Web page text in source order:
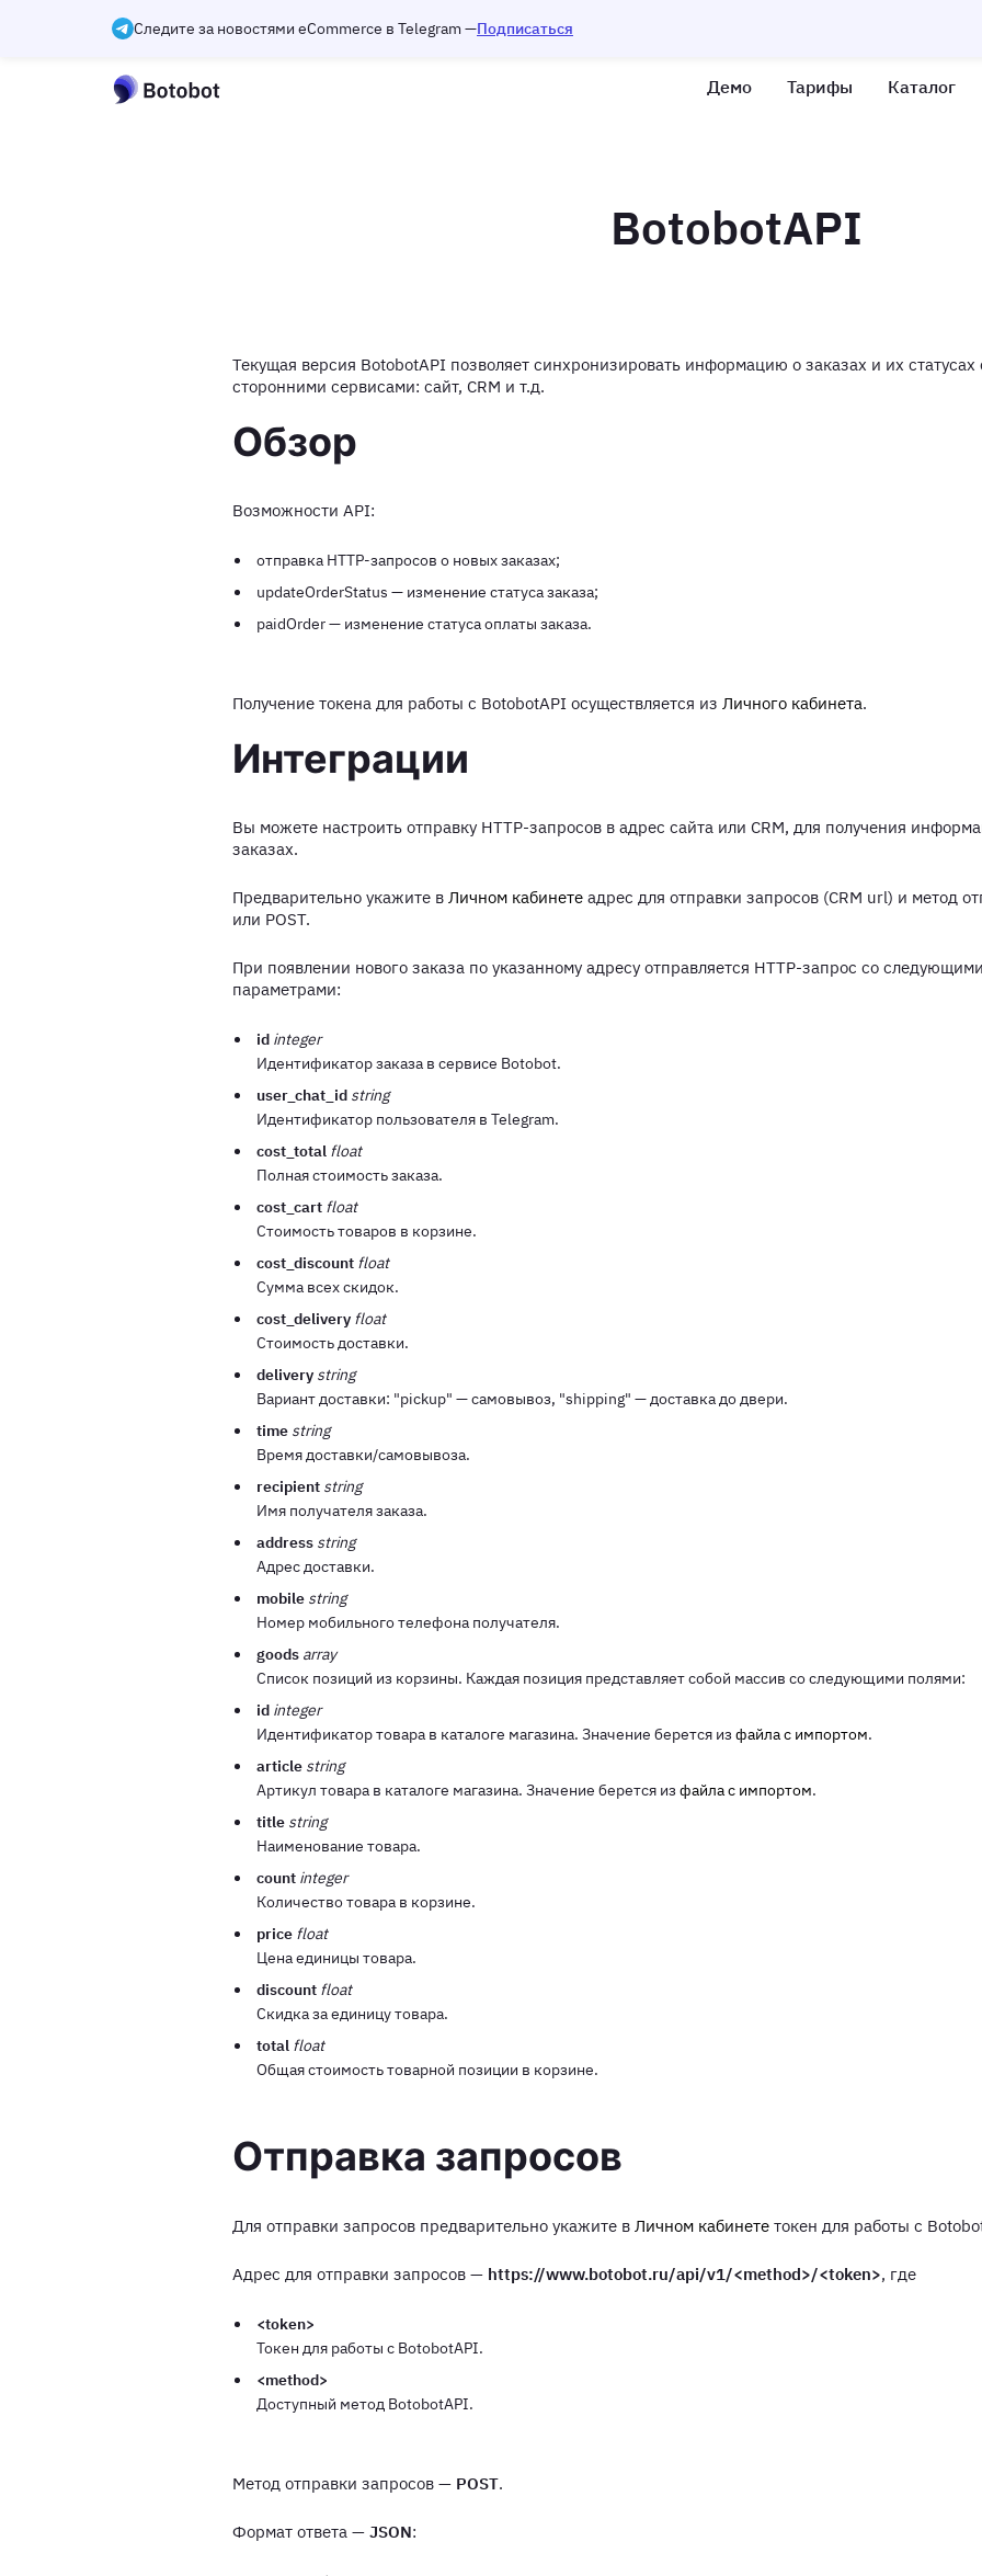
Следите за новостями eCommerce в Telegram —Подписаться
Демо Тарифы Каталог
BotobotAPI
Текущая версия BotobotAPI позволяет синхронизировать информацию о заказах и их статусах
сторонними сервисами: сайт, CRM и т.д.
Обзор
Возможности API:
отправка HTTP-запросов о новых заказах;
updateOrderStatus — изменение статуса заказа;
paidOrder — изменение статуса оплаты заказа.
Получение токена для работы с BotobotAPI осуществляется из Личного кабинета.
Интеграции
Вы можете настроить отправку HTTP-запросов в адрес сайта или CRM, для получения
заказах.
Предварительно укажите в Личном кабинете адрес для отправки запросов (CRM url) и метод
или POST.
При появлении нового заказа по указанному адресу отправляется HTTP-запрос со следующими
параметрами:
id integer
Идентификатор заказа в сервисе Botobot.
user_chat_id string
Идентификатор пользователя в Telegram.
cost_total float
Полная стоимость заказа.
cost_cart float
Стоимость товаров в корзине.
cost_discount float
Сумма всех скидок.
cost_delivery float
Стоимость доставки.
delivery string
Вариант доставки: "pickup" — самовывоз, "shipping" — доставка до двери.
time string
Время доставки/самовывоза.
recipient string
Имя получателя заказа.
address string
Адрес доставки.
mobile string
Номер мобильного телефона получателя.
goods array
Список позиций из корзины. Каждая позиция представляет собой массив со следующими полями:
id integer
Идентификатор товара в каталоге магазина. Значение берется изфайла с импортом.
article string
Артикул товара в каталоге магазина. Значение берется изфайла с импортом.
title string
Наименование товара.
count integer
Количество товара в корзине.
price float
Цена единицы товара.
discount float
Скидка за единицу товара.
total float
Общая стоимость товарной позиции в корзине.
Отправка запросов
Для отправки запросов предварительно укажите в Личном кабинете токен для работы с
Адрес для отправки запросов — https://www.botobot.ru/api/v1/<method>/<token>, где
<token>
Токен для работы с BotobotAPI.
<method>
Доступный метод BotobotAPI.
Метод отправки запросов — POST.
Формат ответа — JSON: